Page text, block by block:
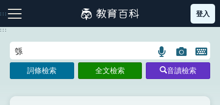
到
主
:::
注音索引圖示 筆畫索引圖示 部首索引表圖示
登入
:::
語
言
搜
圖
片
搜
開
鍵
圖
詞條檢索 全文檢索 音讀檢索